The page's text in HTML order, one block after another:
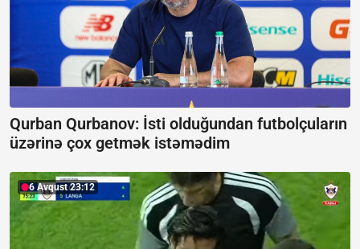
Qurban Qurbanov: İsti olduğundan futbolçuların
üzərinə çox getmək istəmədim
6 Avqust 23:12